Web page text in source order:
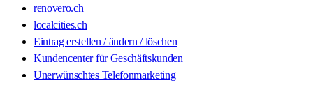
renovero.ch
localcities.ch
Eintrag erstellen / ändern / löschen
Kundencenter für Geschäftskunden
Unerwünschtes Telefonmarketing